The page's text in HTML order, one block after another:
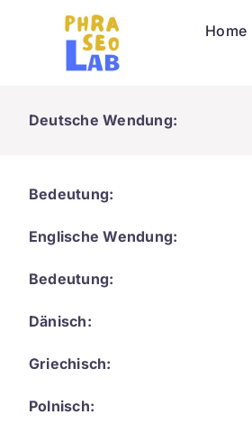
Home
Deutsche Wendung:
Bedeutung:
Englische Wendung:
Bedeutung:
Dänisch:
Griechisch:
Polnisch: